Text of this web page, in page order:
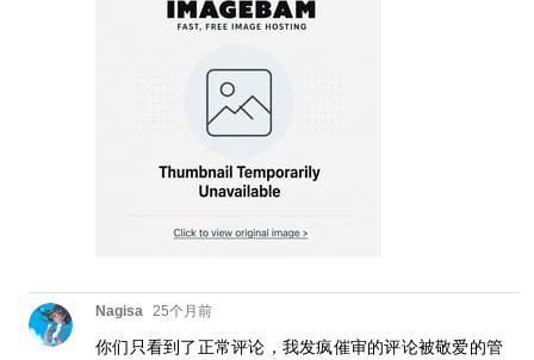
Nagisa 25个月前
你们只看到了正常评论，我发疯催审的评论被敬爱的管